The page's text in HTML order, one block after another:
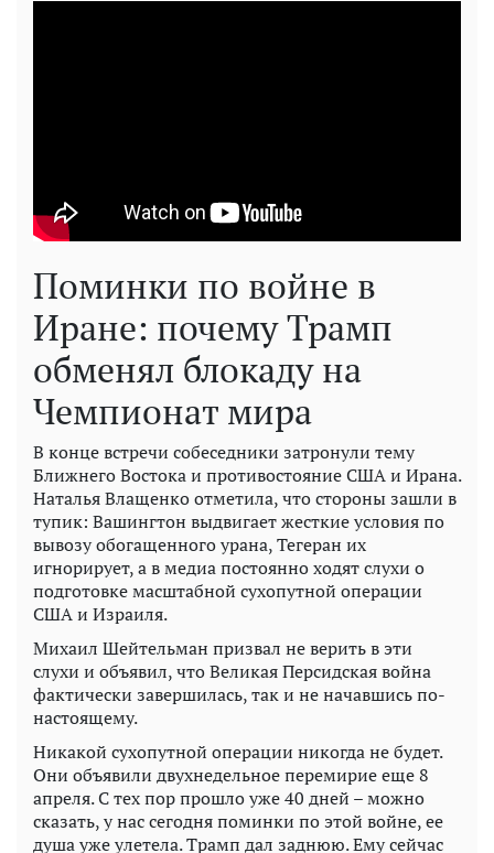
Поминки по войне в
Иране: почему Трамп
обменял блокаду на
Чемпионат мира
В конце встречи собеседники затронули тему
Ближнего Востока и противостояние США и Ирана.
Наталья Влащенко отметила, что стороны зашли в
тупик: Вашингтон выдвигает жесткие условия по
вывозу обогащенного урана, Тегеран их
игнорирует, а в медиа постоянно ходят слухи о
подготовке масштабной сухопутной операции
США и Израиля.
Михаил Шейтельман призвал не верить в эти
слухи и объявил, что Великая Персидская война
фактически завершилась, так и не начавшись по-
настоящему.
Никакой сухопутной операции никогда не будет.
Они объявили двухнедельное перемирие еще 8
апреля. С тех пор прошло уже 40 дней – можно
сказать, у нас сегодня поминки по этой войне, ее
душа уже улетела. Трамп дал заднюю. Ему сейчас